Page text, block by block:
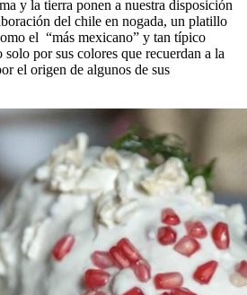
y la tierra ponen a nuestra disposición
del chile en nogada, un platillo
el “más mexicano” y tan típico
por sus colores que recuerdan a la
el origen de algunos de sus